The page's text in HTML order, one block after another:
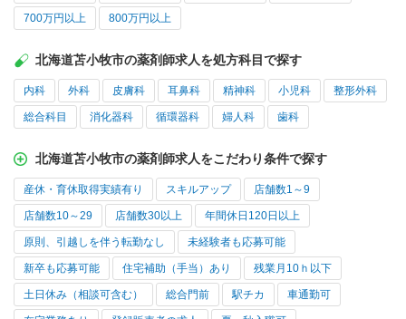
700万円以上 800万円以上
北海道苫小牧市の薬剤師求人を処方科目で探す
内科 外科 皮膚科 耳鼻科 精神科 小児科 整形外科
総合科目 消化器科 循環器科 婦人科 歯科
北海道苫小牧市の薬剤師求人をこだわり条件で探す
産休・育休取得実績有り スキルアップ 店舗数1～9
店舗数10～29 店舗数30以上 年間休日120日以上
原則、引越しを伴う転勤なし 未経験者も応募可能
新卒も応募可能 住宅補助（手当）あり 残業月10ｈ以下
土日休み（相談可含む） 総合門前 駅チカ 車通勤可